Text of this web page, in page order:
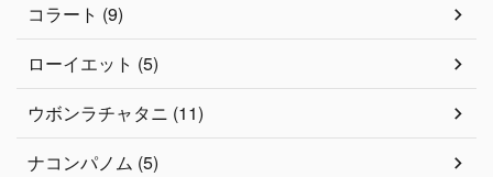
コラート (9)
ローイエット (5)
ウボンラチャタニ (11)
ナコンパノム (5)